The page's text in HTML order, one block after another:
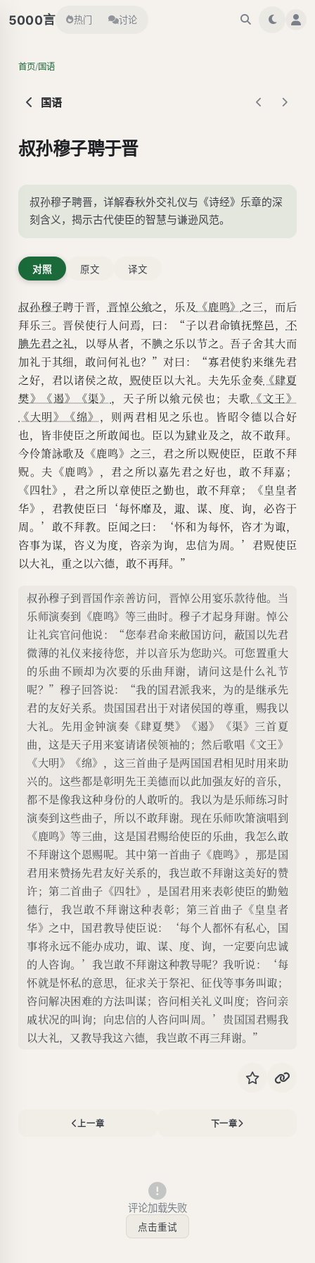
5000言 热门 讨论
首页/国语
国语
叔孙穆子聘于晋
叔孙穆子聘晋，详解春秋外交礼仪与《诗经》乐章的深
刻含义，揭示古代使臣的智慧与谦逊风范。
对照 原文 译文
叔孙穆子聘于晋， 晋悼公飨之，乐及 《鹿鸣》 之三，而后
拜乐三。晋侯使行人问焉，曰：“子以君命镇抚弊邑， 不
腆先君之礼，以辱从者，不腆之乐以节之。吾子舍其大而
加礼于其细，敢问何礼也？”对曰：“寡君使豹来继先君
之好，君以诸侯之故， 贶使臣以大礼。夫先乐金奏 《肆夏
樊》《遏》《渠》 ，天子所以飨元侯也；夫歌 《文王》
《大明》《绵》 ，则两君相见之乐也。皆昭令德以合好
也，皆非使臣之所敢闻也。臣以为肄业及之，故不敢拜。
今伶箫詠歌及《鹿鸣》之三，君之所以贶使臣，臣敢不拜
贶。夫《鹿鸣》，君之所以嘉先君之好也，敢不拜嘉；
《四牡》，君之所以章使臣之勤也，敢不拜章；《皇皇者
华》，君教使臣曰‘每怀靡及，诹、谋、度、询，必咨于
周。’敢不拜教。臣闻之曰：‘怀和为每怀，咨才为诹，
咨事为谋，咨义为度，咨亲为询，忠信为周。’君贶使臣
以大礼，重之以六德，敢不再拜。”
叔孙穆子到晋国作亲善访问，晋悼公用宴乐款待他。当
乐师演奏到《鹿鸣》等三曲时。穆子才起身拜谢。悼公
让礼宾官问他说：“您奉君命来敝国访问，蔽国以先君
微薄的礼仪来接待您，并以音乐为您助兴。可您置重大
的乐曲不顾却为次要的乐曲拜谢，请问这是什么礼节
呢？”穆子回答说：“我的国君派我来，为的是继承先
君的友好关系。贵国国君出于对诸侯国的尊重，赐我以
大礼。先用金钟演奏《肆夏樊》《遏》《渠》三首夏
曲，这是天子用来宴请诸侯领袖的；然后歌唱《文王》
《大明》《绵》，这三首曲子是两国国君相见时用来助
兴的。这些都是彰明先王美德而以此加强友好的音乐，
都不是像我这种身份的人敢听的。我以为是乐师练习时
演奏到这些曲子，所以不敢拜谢。现在乐师吹箫演唱到
《鹿鸣》等三曲，这是国君赐给使臣的乐曲，我怎么敢
不拜谢这个恩赐呢。其中第一首曲子《鹿鸣》，那是国
君用来赞扬先君友好关系的，我岂敢不拜谢这美好的赞
许；第二首曲子《四牡》，是国君用来表彰使臣的勤勉
德行，我岂敢不拜谢这种表彰；第三首曲子《皇皇者
华》之中，国君教导使臣说：‘每个人都怀有私心，国
事将永远不能办成功，诹、谋、度、询，一定要向忠诚
的人咨询。’我岂敢不拜谢这种教导呢？我听说：‘每
怀就是怀私的意思，征求关于祭祀、征伐等事务叫诹；
咨问解决困难的方法叫谋；咨问相关礼义叫度；咨问亲
戚状况的叫询；向忠信的人咨问叫周。’贵国国君赐我
以大礼，又教导我这六德，我岂敢不再三拜谢。”
上一章 下一章
评论加载失败
点击重试